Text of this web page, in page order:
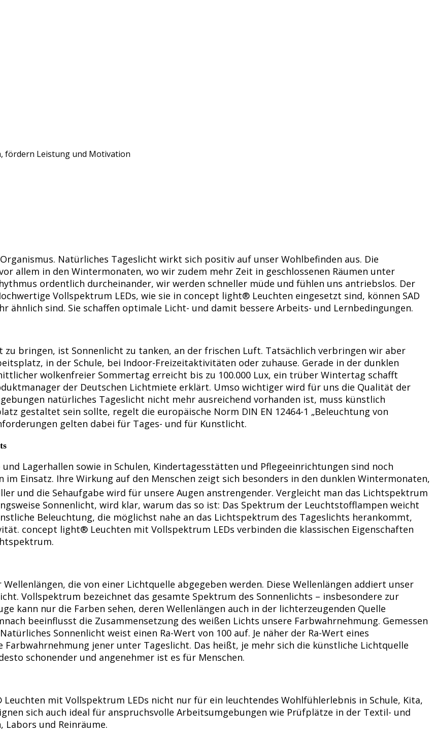
fördern Leistung und Motivation
Natürliches Tageslicht wirkt sich positiv auf unser Wohlbefinden aus. Die
allem in den Wintermonaten, wo wir zudem mehr Zeit in geschlossenen Räumen unter
ordentlich durcheinander, wir werden schneller müde und fühlen uns antriebslos. Der
Vollspektrum LEDs, wie sie in concept light® Leuchten eingesetzt sind, können SAD
ähnlich sind. Sie schaffen optimale Licht- und damit bessere Arbeits- und Lernbedingungen.
zu bringen, ist Sonnenlicht zu tanken, an der frischen Luft. Tatsächlich verbringen wir aber
in der Schule, bei Indoor-Freizeitaktivitäten oder zuhause. Gerade in der dunklen
wolkenfreier Sommertag erreicht bis zu 100.000 Lux, ein trüber Wintertag schafft
der Deutschen Lichtmiete erklärt. Umso wichtiger wird für uns die Qualität der
natürliches Tageslicht nicht mehr ausreichend vorhanden ist, muss künstlich
gestaltet sein sollte, regelt die europäische Norm DIN EN 12464-1 „Beleuchtung von
gelten dabei für Tages- und für Kunstlicht.
Lagerhallen sowie in Schulen, Kindertagesstätten und Pflegeeinrichtungen sind noch
Einsatz. Ihre Wirkung auf den Menschen zeigt sich besonders in den dunklen Wintermonaten,
und die Sehaufgabe wird für unsere Augen anstrengender. Vergleicht man das Lichtspektrum
Sonnenlicht, wird klar, warum das so ist: Das Spektrum der Leuchtstofflampen weicht
Beleuchtung, die möglichst nahe an das Lichtspektrum des Tageslichts herankommt,
concept light® Leuchten mit Vollspektrum LEDs verbinden die klassischen Eigenschaften
die von einer Lichtquelle abgegeben werden. Diese Wellenlängen addiert unser
Vollspektrum bezeichnet das gesamte Spektrum des Sonnenlichts – insbesondere zur
kann nur die Farben sehen, deren Wellenlängen auch in der lichterzeugenden Quelle
beeinflusst die Zusammensetzung des weißen Lichts unsere Farbwahrnehmung. Gemessen
Sonnenlicht weist einen Ra-Wert von 100 auf. Je näher der Ra-Wert eines
jener unter Tageslicht. Das heißt, je mehr sich die künstliche Lichtquelle
schonender und angenehmer ist es für Menschen.
mit Vollspektrum LEDs nicht nur für ein leuchtendes Wohlfühlerlebnis in Schule, Kita,
sich auch ideal für anspruchsvolle Arbeitsumgebungen wie Prüfplätze in der Textil- und
und Reinräume.